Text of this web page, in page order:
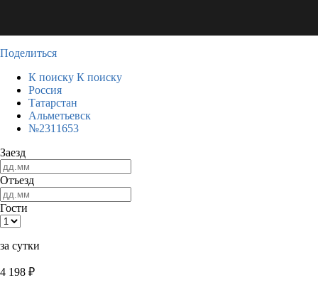
Поделиться
К поиску К поиску
Россия
Татарстан
Альметьевск
№2311653
Заезд
Отъезд
Гости
за сутки
4 198 ₽